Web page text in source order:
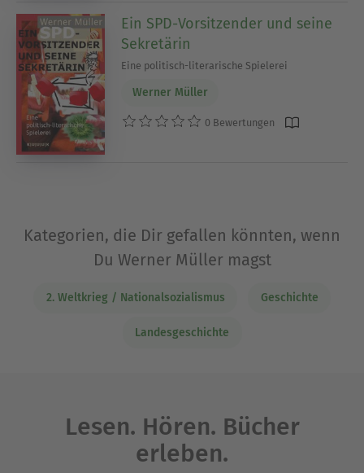
Ein SPD-Vorsitzender und seine
Sekretärin
Eine politisch-literarische Spielerei
Werner Müller
0 Bewertungen
Kategorien, die Dir gefallen könnten, wenn
Du Werner Müller magst
2. Weltkrieg / Nationalsozialismus Geschichte
Landesgeschichte
Lesen. Hören. Bücher
erleben.